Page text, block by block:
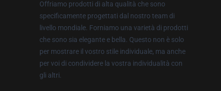
Offriamo prodotti di alta qualità che sono
specificamente progettati dal nostro team di
livello mondiale. Forniamo una varietà di prodotti
che sono sia elegante e bella. Questo non è solo
per mostrare il vostro stile individuale, ma anche
per voi di condividere la vostra individualità con
gli altri.